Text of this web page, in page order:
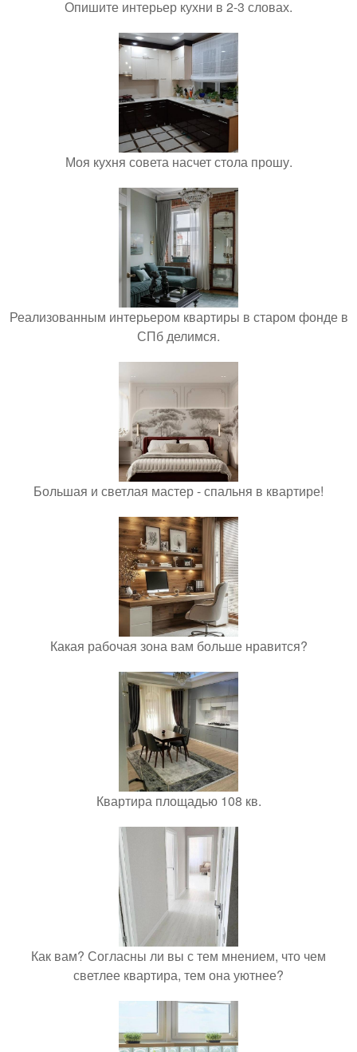
Опишите интерьер кухни в 2-3 словах.
Моя кухня совета насчет стола прошу.
Реализованным интерьером квартиры в старом фонде в
СПб делимся.
Большая и светлая мастер - спальня в квартире!
Какая рабочая зона вам больше нравится?
Квартира площадью 108 кв.
Как вам? Согласны ли вы с тем мнением, что чем
светлее квартира, тем она уютнее?